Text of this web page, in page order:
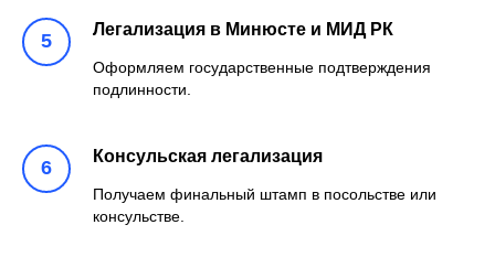
Легализация в Минюсте и МИД РК
Оформляем государственные подтверждения
подлинности.
Консульская легализация
Получаем финальный штамп в посольстве или
консульстве.